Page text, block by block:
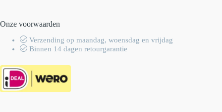
Onze voorwaarden
Verzending op maandag, woensdag en vrijdag
Binnen 14 dagen retourgarantie